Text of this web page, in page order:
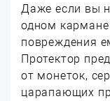
Даже если вы
одном
повреждения
Протектор
от монеток,
царапающих